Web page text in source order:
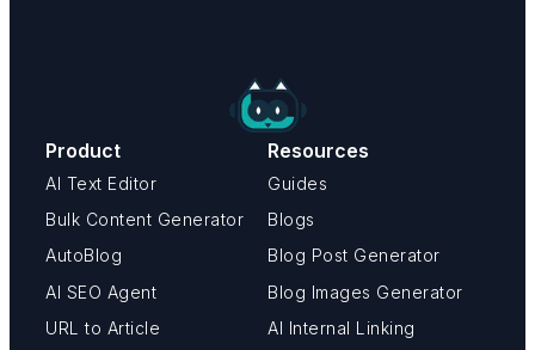
Product
AI Text Editor
Bulk Content Generator
AutoBlog
AI SEO Agent
URL to Article
Resources
Guides
Blogs
Blog Post Generator
Blog Images Generator
AI Internal Linking